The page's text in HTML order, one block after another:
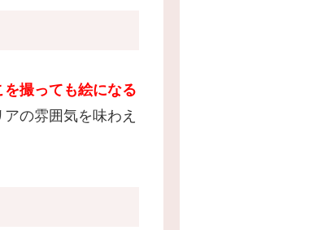
を撮っても絵になる
の雰囲気を味わえ